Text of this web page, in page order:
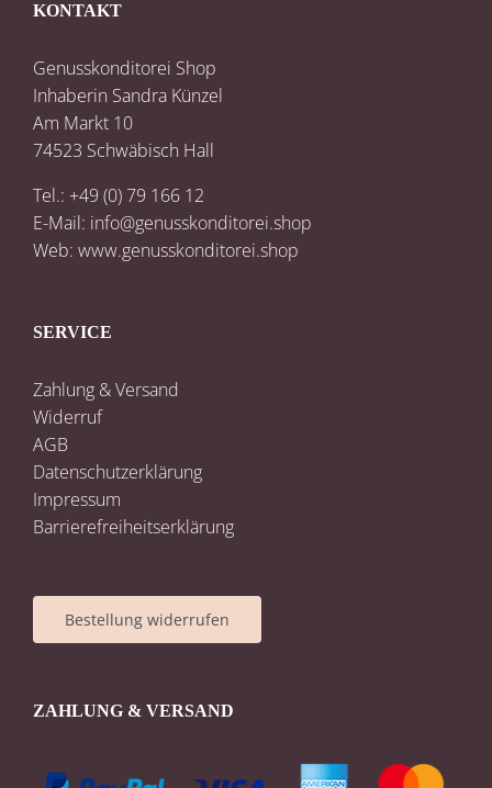
KONTAKT
Genusskonditorei Shop
Inhaberin Sandra Künzel
Am Markt 10
74523 Schwäbisch Hall
Tel.: +49 (0) 79 166 12
E-Mail: info@genusskonditorei.shop
Web: www.genusskonditorei.shop
SERVICE
Zahlung & Versand
Widerruf
AGB
Datenschutzerklärung
Impressum
Barrierefreiheitserklärung
Bestellung widerrufen
ZAHLUNG & VERSAND